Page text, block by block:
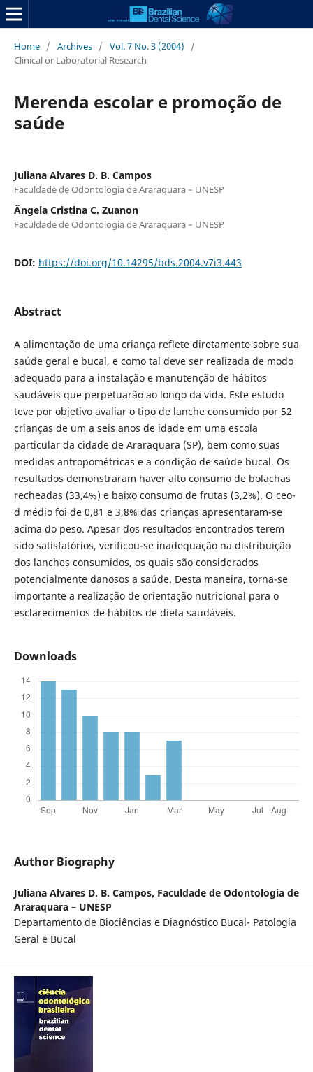
Home / Archives / Vol. 7 No. 3 (2004)
/
Clinical or Laboratorial Research
Merenda escolar e promoção de
saúde
Juliana Alvares D. B. Campos
Faculdade de Odontologia de Araraquara – UNESP
Ângela Cristina C. Zuanon
Faculdade de Odontologia de Araraquara – UNESP
DOI: https://doi.org/10.14295/bds.2004.v7i3.443
Abstract
A alimentação de uma criança reflete diretamente sobre sua
saúde geral e bucal, e como tal deve ser realizada de modo
adequado para a instalação e manutenção de hábitos
saudáveis que perpetuarão ao longo da vida. Este estudo
teve por objetivo avaliar o tipo de lanche consumido por 52
crianças de um a seis anos de idade em uma escola
particular da cidade de Araraquara (SP), bem como suas
medidas antropométricas e a condição de saúde bucal. Os
resultados demonstraram haver alto consumo de bolachas
recheadas (33,4%) e baixo consumo de frutas (3,2%). O ceo-
d médio foi de 0,81 e 3,8% das crianças apresentaram-se
acima do peso. Apesar dos resultados encontrados terem
sido satisfatórios, verificou-se inadequação na distribuição
dos lanches consumidos, os quais são considerados
potencialmente danosos a saúde. Desta maneira, torna-se
importante a realização de orientação nutricional para o
esclarecimentos de hábitos de dieta saudáveis.
Downloads
Author Biography
Juliana Alvares D. B. Campos, Faculdade de Odontologia de
Araraquara – UNESP
Departamento de Biociências e Diagnóstico Bucal- Patologia
Geral e Bucal